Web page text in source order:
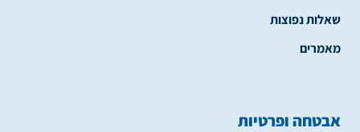
שאלות נפוצות
מאמרים
אבטחה ופרטיות